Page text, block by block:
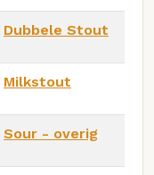
Dubbele Stout
Milkstout
Sour - overig